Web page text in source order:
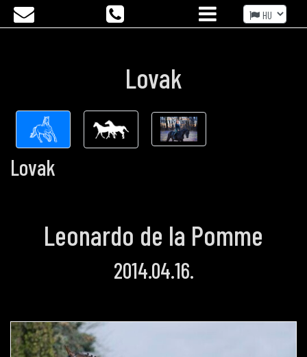
Lovak
Lovak
Leonardo de la Pomme
2014.04.16.